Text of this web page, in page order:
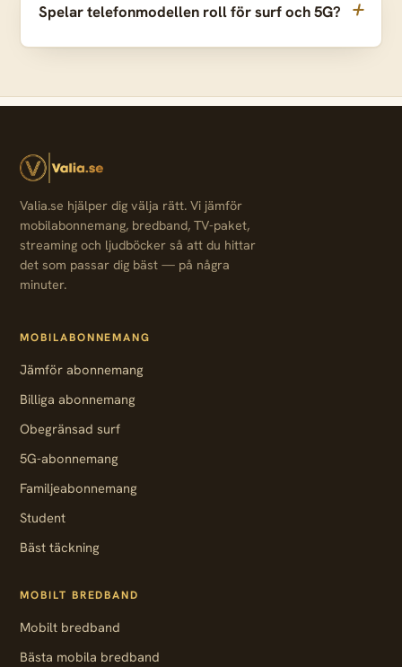
Spelar telefonmodellen roll för surf och 5G?
Valia.se hjälper dig välja rätt. Vi jämför
mobilabonnemang, bredband, TV-paket,
streaming och ljudböcker så att du hittar
det som passar dig bäst — på några
minuter.
MOBILABONNEMANG
Jämför abonnemang
Billiga abonnemang
Obegränsad surf
5G-abonnemang
Familjeabonnemang
Student
Bäst täckning
MOBILT BREDBAND
Mobilt bredband
Bästa mobila bredband